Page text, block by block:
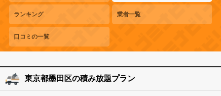
ランキング 業者一覧
口コミの一覧
東京都墨田区の積み放題プラン